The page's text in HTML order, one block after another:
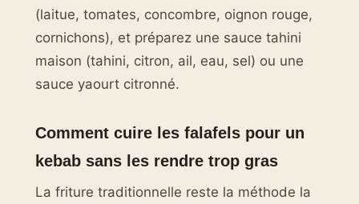
(laitue, tomates, concombre, oignon rouge,
cornichons), et préparez une sauce tahini
maison (tahini, citron, ail, eau, sel) ou une
sauce yaourt citronné.
Comment cuire les falafels pour un
kebab sans les rendre trop gras
La friture traditionnelle reste la méthode la